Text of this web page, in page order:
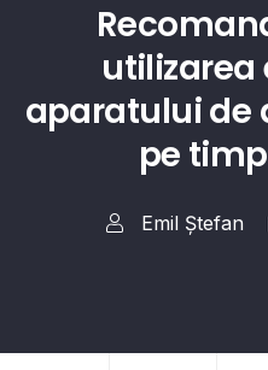
utilizarea
aparatului de
pe
Emil Ștefan